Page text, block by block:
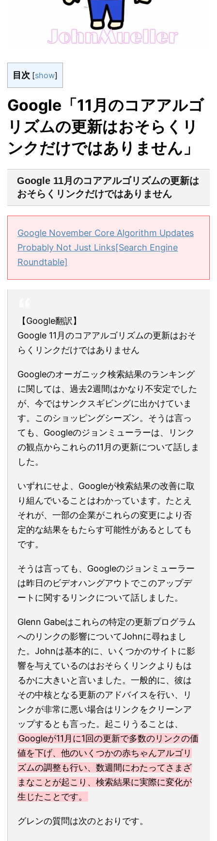
目次 [show]
Google「11月のコアアルゴ
リズムの更新はおそらくリ
ンクだけではありません」
Google 11月のコアアルゴリズムの更新は
おそらくリンクだけではありません
Google November Core Algorithm Updates
Probably Not Just Links[Search Engine
Roundtable]
【Google翻訳】
Google 11月のコアアルゴリズムの更新はおそ
らくリンクだけではありません
Googleのオーガニック検索結果のランキング
に関しては、過去2週間はかなり不安定でした
が、今ではサンクスギビングに出かけていま
す。このショッピングシーズン。そうは言っ
ても、Googleのジョンミューラーは、リンク
の観点からこれらの11月の更新について話しま
した。
いずれにせよ、Googleが検索結果の改善に取
り組んでいることはわかっています。たとえ
それが、一部の企業がこれらの変更により否
定的な結果をもたらす可能性があるとしても
です。
そうは言っても、Googleのジョンミューラー
は昨日のビデオハングアウトでこのアップデ
ートに関するリンクについて話しました。
Glenn Gabeはこれらの特定の更新プログラム
へのリンクの影響についてJohnに尋ねまし
た。Johnは基本的に、いくつかのサイトに影
響を与えているのはおそらくリンクよりもは
るかに大きいと言いました。一般的に、彼は
その中核となる更新のアドバイスを行い、リ
ンクが非常に悪い場合はリンクをクリーンア
ップするとも言った。起こりうることは、
Googleが11月に1回の更新で多数のリンクの価
値を下げ、他のいくつかの赤ちゃんアルゴリ
ズムの調整も行い、数週間にわたってさまざ
まなことが起こり、検索結果に実際に変化が
生じたことです。
グレンの質問は次のとおりです。